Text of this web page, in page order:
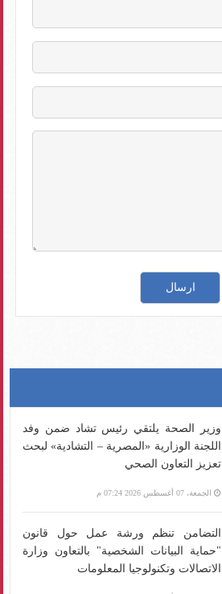
وزير الصحة يلتقي رئيس تشاد ضمن وفد
اللجنة الوزارية «المصرية – التشادية» لبحث
تعزيز التعاون الصحي
الجمعة، 07 أغسطس 2026 07:24 م
التضامن تنظم ورشة عمل حول قانون
"حماية البيانات الشخصية" بالتعاون وزارة
الاتصالات وتكنولوجيا المعلومات